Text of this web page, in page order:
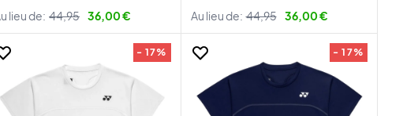
lieu de: 44,95 36,00 €
Au lieu de: 44,95 36,00 €
- 17% - 17%